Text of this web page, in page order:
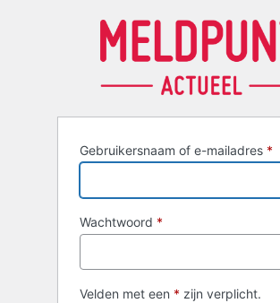
Gebruikersnaam of e-mailadres *
Wachtwoord *
Velden met een * zijn verplicht.